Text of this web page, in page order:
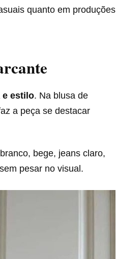
quanto em produções
e estilo. Na blusa de
a peça se destacar
bege, jeans claro,
pesar no visual.